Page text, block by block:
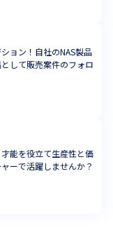
ョン！自社のNAS製品
して販売案件のフォロ
能を役立て生産性と価
ーで活躍しませんか？